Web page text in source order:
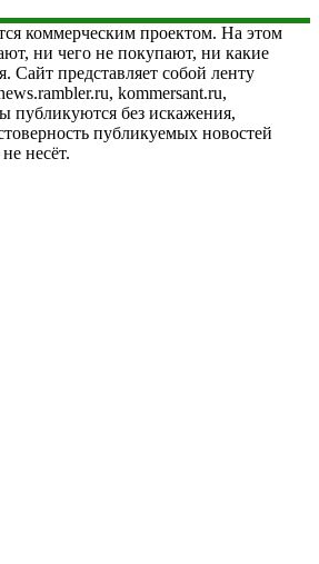
коммерческим проектом. На этом
ни чего не покупают, ни какие
Сайт представляет собой ленту
kommersant.ru,
публикуются без искажения,
публикуемых новостей
несёт.